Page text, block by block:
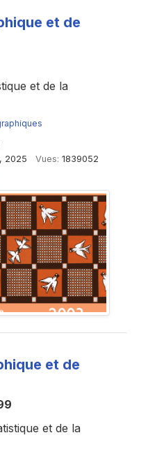
et de
et de la
2025 Vues: 1839052
et de
et de la